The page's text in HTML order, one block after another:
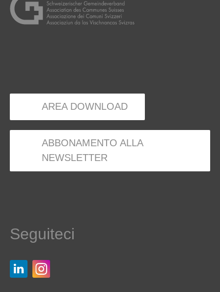
AREA DOWNLOAD
ABBONAMENTO ALLA
NEWSLETTER
Seguiteci